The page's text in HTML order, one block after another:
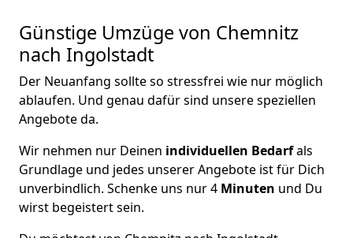
Günstige Umzüge von Chemnitz
nach Ingolstadt
Der Neuanfang sollte so stressfrei wie nur möglich
ablaufen. Und genau dafür sind unsere speziellen
Angebote da.
Wir nehmen nur Deinen individuellen Bedarfals
Grundlage und jedes unserer Angebote ist für Dich
unverbindlich. Schenke uns nur 4 Minuten und Du
wirst begeistert sein.